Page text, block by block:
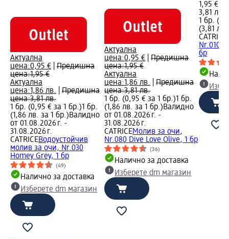
Актуална
цена:0,95 €
Предишна
цена:1,95 €
Актуална
цена:1,86 лв.
Предишна
цена:3,81 лв.
1 бр. (0,95 € за 1 бр.)1 бр.
(1,86 лв. за 1 бр.)Валидно
от 01.08.2026 г. -
31.08.2026 г.
CATRICEВодоустойчив
молив за очи, Nr.030
Homey Grey, 1 бр
(49)
Налично за доставка
Изберете dm магазин
Актуална
цена:0,95 € |Предишна
цена:1,95 €
Актуална
цена:1,86 лв. |Предишна
цена:3,81 лв.
1 бр. (0,95 € за 1 бр.)1 бр.
(1,86 лв. за 1 бр.)Валидно
от 01.08.2026 г. -
31.08.2026 г.
CATRICEМолив за очи,
Nr.080 Dive Love Olive, 1 бр
(36)
Налично за доставка
Изберете dm магазин
1,95 €
3,81 лв.
1 бр.
(3,81
CATRICE
Nr.010
бр